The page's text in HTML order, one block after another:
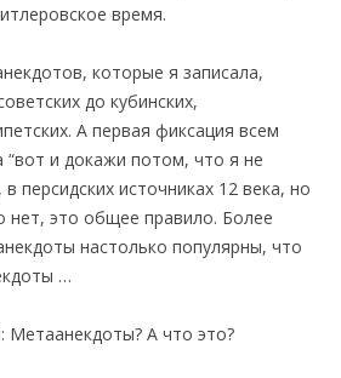
время.
которые я записала,
до кубинских,
А первая фиксация всем
“вот и докажи потом, что я не
персидских источниках 12 века, но
нет, это общее правило. Более
настолько популярны, что
…
: Метаанекдоты? А что это?